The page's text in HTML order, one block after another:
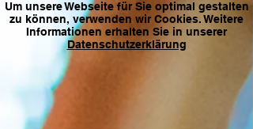
Um unsere Webseite für Sie optimal gestalten
zu können, verwenden wir Cookies. Weitere
Informationen erhalten Sie in unserer
Datenschutzerklärung